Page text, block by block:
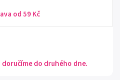
od 59 Kč
doručíme do druhého dne.